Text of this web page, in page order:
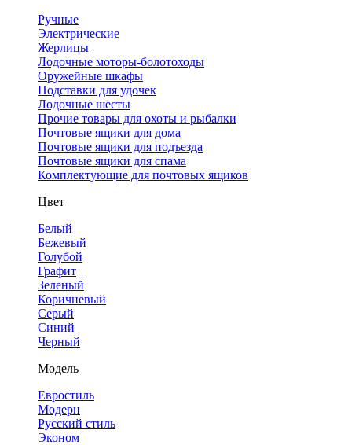
Ручные
Электрические
Жерлицы
Лодочные моторы-болотоходы
Оружейные шкафы
Подставки для удочек
Лодочные шесты
Прочие товары для охоты и рыбалки
Почтовые ящики для дома
Почтовые ящики для подъезда
Почтовые ящики для спама
Комплектующие для почтовых ящиков
Цвет
Белый
Бежевый
Голубой
Графит
Зеленый
Коричневый
Серый
Синий
Черный
Модель
Евростиль
Модерн
Русский стиль
Эконом